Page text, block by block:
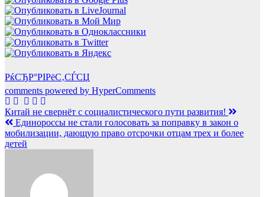
РќСЂР°РІРёС‚СЃСЏ
comments powered by HyperComments
Навигация
по
записям
Китай не свернёт с социалистического пути развития!
Единороссы не стали голосовать за поправку в закон о
мобилизации, дающую право отсрочки отцам трех и более
детей